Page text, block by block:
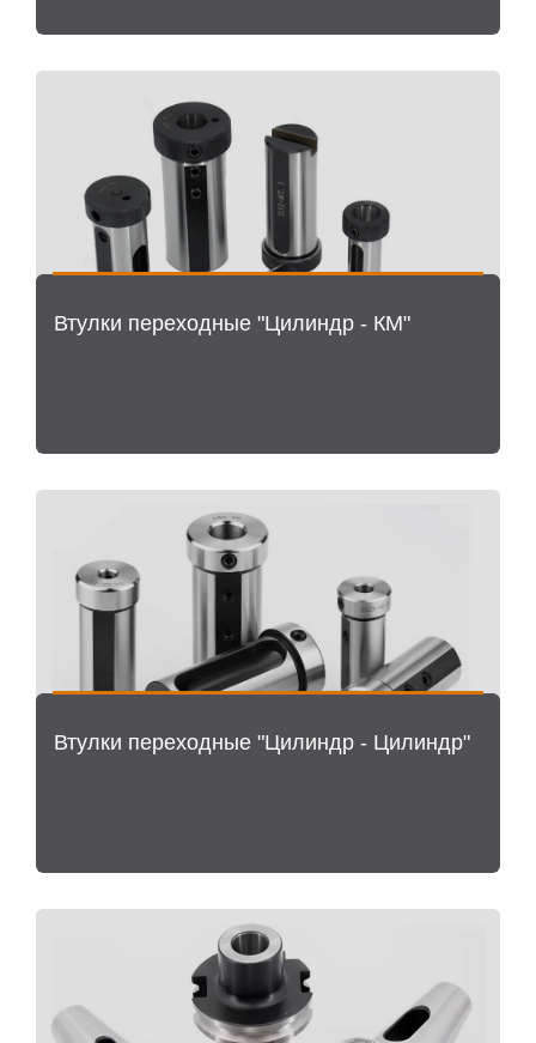
Втулки переходные "Цилиндр - КМ"
Втулки переходные "Цилиндр - Цилиндр"